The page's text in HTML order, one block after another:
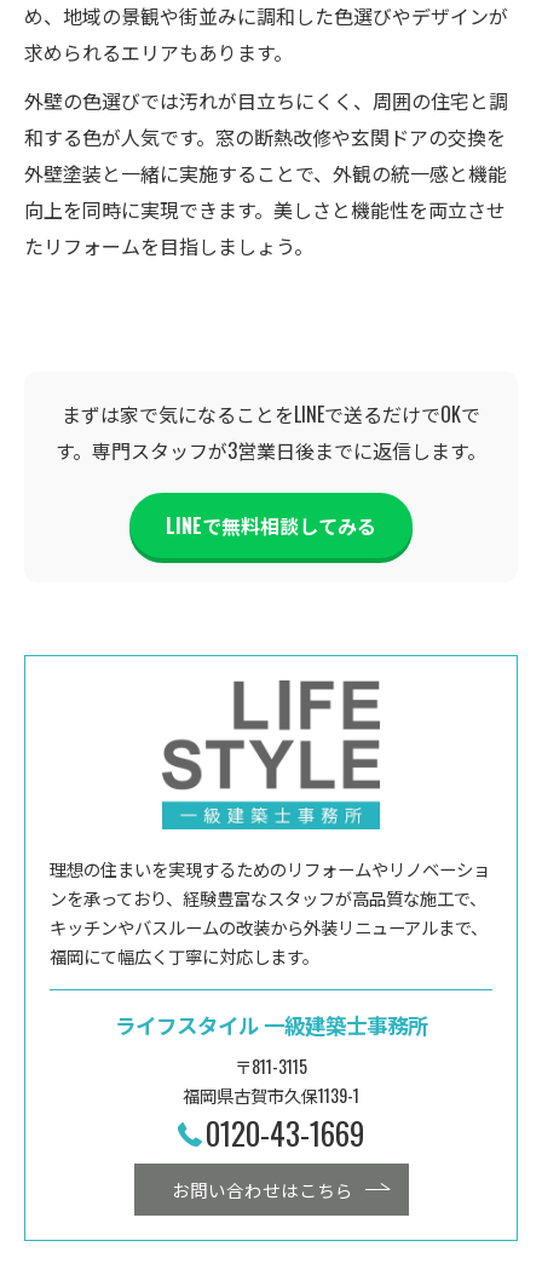
め、地域の景観や街並みに調和した色選びやデザインが
求められるエリアもあります。
外壁の色選びでは汚れが目立ちにくく、周囲の住宅と調
和する色が人気です。窓の断熱改修や玄関ドアの交換を
外壁塗装と一緒に実施することで、外観の統一感と機能
向上を同時に実現できます。美しさと機能性を両立させ
たリフォームを目指しましょう。
まずは家で気になることをLINEで送るだけでOKで
す。専門スタッフが3営業日後までに返信します。
LINEで無料相談してみる
理想の住まいを実現するためのリフォームやリノベーショ
ンを承っており、経験豊富なスタッフが高品質な施工で、
キッチンやバスルームの改装から外装リニューアルまで、
福岡にて幅広く丁寧に対応します。
ライフスタイル 一級建築士事務所
〒811-3115
福岡県古賀市久保1139-1
0120-43-1669
お問い合わせはこちら